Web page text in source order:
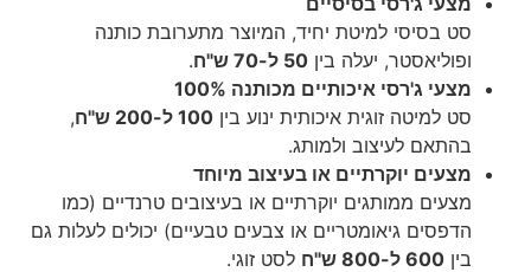
סט בסיסי למיטת יחיד, המיוצר מתערובת כותנה
ופוליאסטר, יעלה בין 50 ל-70 ש"ח
.
מצעי ג'רסי איכותיים מכותנה 100%
סט למיטה זוגית איכותית ינוע בין 100 ל-200 ש"ח
,
בהתאם לעיצוב ולמותג.
מצעים יוקרתיים או בעיצוב מיוחד
מצעים ממותגים יוקרתיים או בעיצובים טרנדיים (כמו
הדפסים גיאומטריים או צבעים טבעיים) יכולים לעלות גם
בין 600 ל-800 ש"ח לסט זוגי.